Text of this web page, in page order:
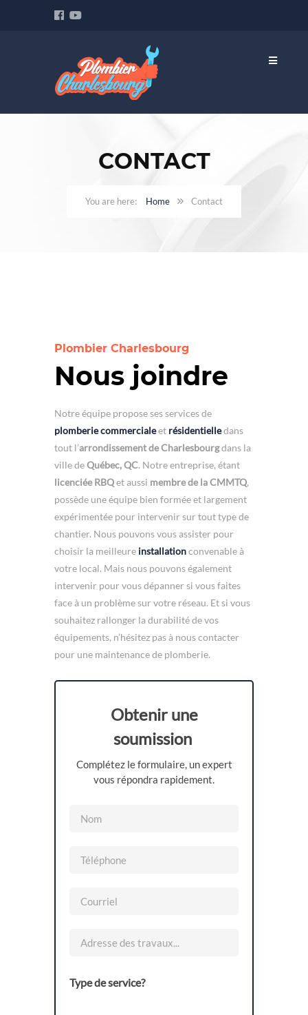
CONTACT
Home Contact
Plombier Charlesbourg
Nous joindre
Notre équipe propose ses services de
plomberie commercialeet résidentielledans
tout l’arrondissement de Charlesbourgdans la
ville deQuébec, QC. Notre entreprise, étant
licenciée RBQet aussi membre de la CMMTQ,
possède une équipe bien formée et largement
expérimentée pour intervenir sur tout type de
chantier. Nous pouvons vous assister pour
choisir la meilleure installationconvenable à
votre local. Mais nous pouvons également
intervenir pour vous dépanner si vous faites
face à un problème sur votre réseau. Et si vous
souhaitez rallonger la durabilité de vos
équipements, n’hésitez pas à nous contacter
pour une maintenance de plomberie.
Obtenir une
soumission
Complétez le formulaire, un expert
vous répondra rapidement.
Type de service?